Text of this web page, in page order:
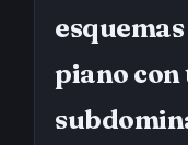
piano